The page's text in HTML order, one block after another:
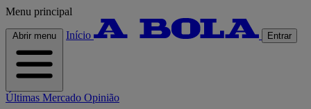
Menu principal
Abrir menu Início Entrar
Últimas Mercado Opinião